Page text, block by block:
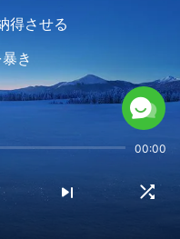
得させる
き
て
は
00:00